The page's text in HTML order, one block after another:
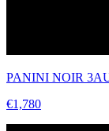
PANINI NOIR
€1,780